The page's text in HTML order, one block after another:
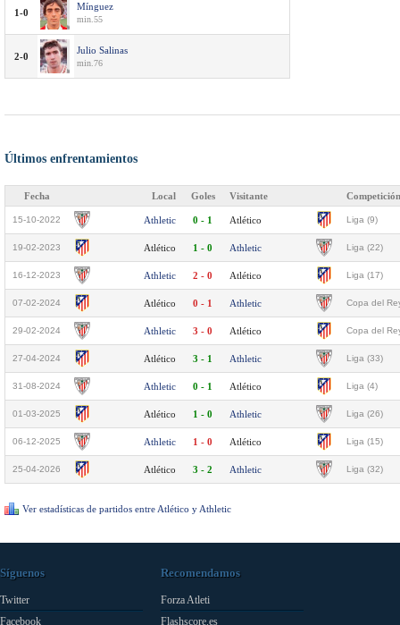
1-0
Mínguez
min.55
2-0
Julio Salinas
min.76
Últimos enfrentamientos
Fecha Local Goles Visitante Competición
15-10-2022 Athletic 0 - 1 Atlético Liga (9)
19-02-2023 Atlético 1 - 0 Athletic Liga (22)
16-12-2023 Athletic 2 - 0 Atlético Liga (17)
07-02-2024 Atlético 0 - 1 Athletic Copa del
29-02-2024 Athletic 3 - 0 Atlético Copa del
27-04-2024 Atlético 3 - 1 Athletic Liga (33)
31-08-2024 Athletic 0 - 1 Atlético Liga (4)
01-03-2025 Atlético 1 - 0 Athletic Liga (26)
06-12-2025 Athletic 1 - 0 Atlético Liga (15)
25-04-2026 Atlético 3 - 2 Athletic Liga (32)
Ver estadísticas de partidos entre Atlético y Athletic
Síguenos
Twitter
Facebook
Recomendamos
Forza Atleti
Flashscore.es